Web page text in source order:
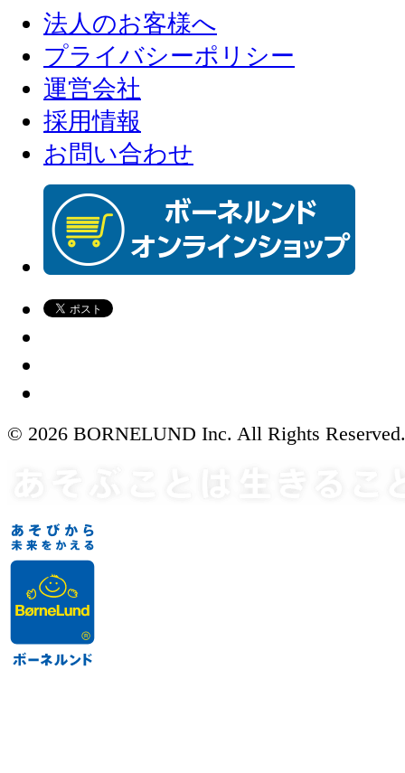
法人のお客様へ
プライバシーポリシー
運営会社
採用情報
お問い合わせ
© 2026 BORNELUND Inc. All Rights Reserved.